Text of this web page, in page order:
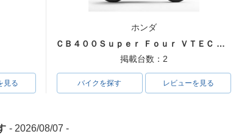
見る
ホンダ
ＣＢ４００Ｓｕｐｅｒ Ｆｏｕｒ ＶＴＥＣ ＳＰＥＣ３
掲載台数：2
バイクを探す レビューを見る
- 2026/08/07 -